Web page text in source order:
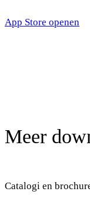
App Store openen
Meer
Catalogi en